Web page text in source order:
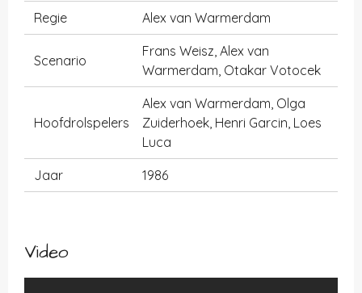
Regie Alex van Warmerdam
Scenario
Frans Weisz, Alex van
Warmerdam, Otakar Votocek
Hoofdrolspelers
Alex van Warmerdam, Olga
Zuiderhoek, Henri Garcin, Loes
Luca
Jaar 1986
Video